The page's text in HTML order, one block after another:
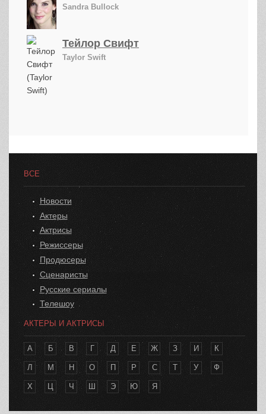
Sandra Bullock
Тейлор Свифт
Taylor Swift
ВСЕ
Новости
Актеры
Актрисы
Режиссеры
Продюсеры
Сценаристы
Русские сериалы
Телешоу
АКТЕРЫ И АКТРИСЫ
А Б В Г Д Е Ж З И К
Л М Н О П Р С Т У Ф
Х Ц Ч Ш Э Ю Я